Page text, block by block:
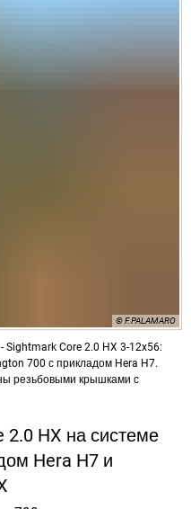
© F.PALAMARO
Core 2.0 HX 3-12x56:
700 с прикладом Hera H7.
резьбовыми крышками с
2.0 HX на системе
Hera H7 и